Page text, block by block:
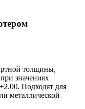
толщины,
значениях
Подходят для
металлической